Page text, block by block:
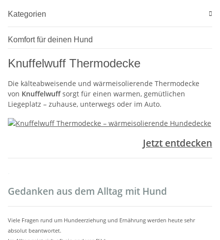
Kategorien
Komfort für deinen Hund
Knuffelwuff Thermodecke
Die kälteabweisende und wärmeisolierende Thermodecke
von Knuffelwuffsorgt für einen warmen, gemütlichen
Liegeplatz – zuhause, unterwegs oder im Auto.
Jetzt entdecken
Gedanken aus dem Alltag mit Hund
Viele Fragen rund um Hundeerziehung und Ernährung werden heute sehr
absolut beantwortet.